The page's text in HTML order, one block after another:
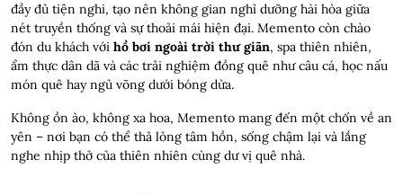
đầy đủ tiện nghi, tạo nên không gian nghỉ dưỡng hài hòa giữa
nét truyền thống và sự thoải mái hiện đại. Memento còn chào
đón du khách với hồ bơi ngoài trời thư giãn, spa thiên nhiên,
ẩm thực dân dã và các trải nghiệm đồng quê như câu cá, học nấu
món quê hay ngủ võng dưới bóng dừa.
Không ồn ào, không xa hoa, Memento mang đến một chốn về an
yên – nơi bạn có thể thả lỏng tâm hồn, sống chậm lại và lắng
nghe nhịp thở của thiên nhiên cùng dư vị quê nhà.